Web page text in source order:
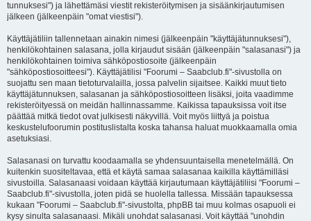
tunnuksesi") ja lähettämäsi viestit rekisteröitymisen ja sisäänkirjautumisen
jälkeen (jälkeenpäin "omat viestisi").
Käyttäjätiliin tallennetaan ainakin nimesi (jälkeenpäin "käyttäjätunnuksesi"),
henkilökohtainen salasana, jolla kirjaudut sisään (jälkeenpäin "salasanasi") ja
henkilökohtainen toimiva sähköpostiosoite (jälkeenpäin
"sähköpostiosoitteesi"). Käyttäjätilisi "Foorumi – Saabclub.fi"-sivustolla on
suojattu sen maan tietoturvalailla, jossa palvelin sijaitsee. Kaikki muut tieto
käyttäjätunnuksen, salasanan ja sähköpostiosoitteen lisäksi, joita vaadimme
rekisteröityessä on meidän hallinnassamme. Kaikissa tapauksissa voit itse
päättää mitkä tiedot ovat julkisesti näkyvillä. Voit myös liittyä ja poistua
keskustelufoorumin postituslistalta koska tahansa haluat muokkaamalla omia
asetuksiasi.
Salasanasi on turvattu koodaamalla se yhdensuuntaisella menetelmällä. On
kuitenkin suositeltavaa, että et käytä samaa salasanaa kaikilla käyttämilläsi
sivustoilla. Salasanaasi voidaan käyttää kirjautumaan käyttäjätiliisi "Foorumi –
Saabclub.fi"-sivustolla, joten pidä se huolella tallessa. Missään tapauksessa
kukaan "Foorumi – Saabclub.fi"-sivustolta, phpBB tai muu kolmas osapuoli ei
kysy sinulta salasanaasi. Mikäli unohdat salasanasi. Voit käyttää "unohdin